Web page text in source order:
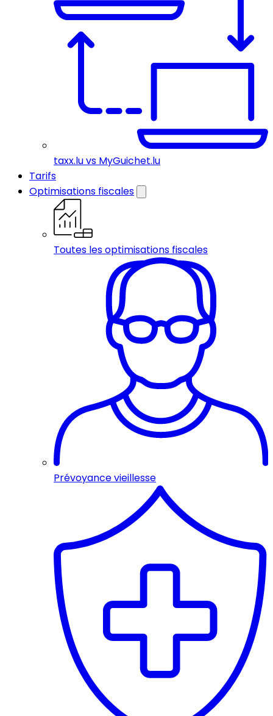
taxx.lu vs MyGuichet.lu
Tarifs
Optimisations fiscales
Toutes les optimisations fiscales
Prévoyance vieillesse